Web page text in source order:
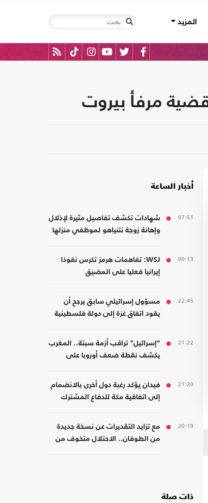
المزيد
أخبار الساعة
07:51
شهادات تكشف تفاصيل مثيرة لإذلال
وإهانة زوجة نتنياهو لموظفي منزلها
00:13
WSJ: تفاهمات هرمز تكرس نفوذا
إيرانيا فعليا على المضيق
22:45
مسؤول إسرائيلي سابق يرجح أن
يقود اتفاق غزة إلى دولة فلسطينية
21:22
"إسرائيل" تراقب أزمة سبتة.. المغرب
يكشف نقطة ضعف أوروبا على
21:20
فيدان يؤكد رغبة دول أخرى بالانضمام
إلى اتفاقية مكة للدفاع المشترك
20:19
مع تزايد التقديرات عن نسخة جديدة
من الطوفان.. الاحتلال متخوف من
ذات صلة